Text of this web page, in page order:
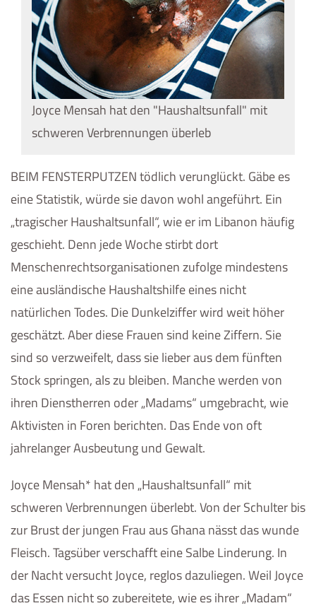
Joyce Mensah hat den "Haushaltsunfall" mit
schweren Verbrennungen überleb
BEIM FENSTERPUTZEN tödlich verunglückt. Gäbe es
eine Statistik, würde sie davon wohl angeführt. Ein
„tragischer Haushaltsunfall“, wie er im Libanon häufig
geschieht. Denn jede Woche stirbt dort
Menschenrechtsorganisationen zufolge mindestens
eine ausländische Haushaltshilfe eines nicht
natürlichen Todes. Die Dunkelziffer wird weit höher
geschätzt. Aber diese Frauen sind keine Ziffern. Sie
sind so verzweifelt, dass sie lieber aus dem fünften
Stock springen, als zu bleiben. Manche werden von
ihren Dienstherren oder „Madams“ umgebracht, wie
Aktivisten in Foren berichten. Das Ende von oft
jahrelanger Ausbeutung und Gewalt.
Joyce Mensah* hat den „Haushaltsunfall“ mit
schweren Verbrennungen überlebt. Von der Schulter bis
zur Brust der jungen Frau aus Ghana nässt das wunde
Fleisch. Tagsüber verschafft eine Salbe Linderung. In
der Nacht versucht Joyce, reglos dazuliegen. Weil Joyce
das Essen nicht so zubereitete, wie es ihrer „Madam“